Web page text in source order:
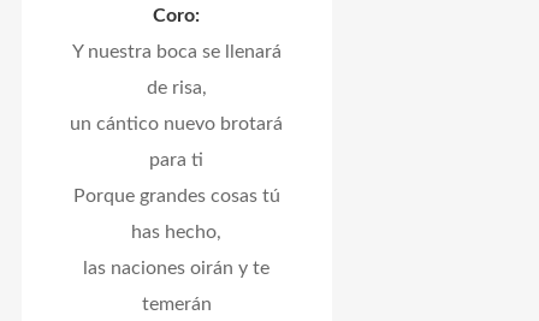
Coro:
Y nuestra boca se llenará
de risa,
un cántico nuevo brotará
para ti
Porque grandes cosas tú
has hecho,
las naciones oirán y te
temerán